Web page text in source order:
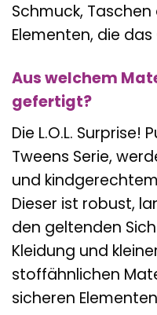
Schmuck,
Elementen, die
Aus welchem
gefertigt?
Die L.O.L.
Tweens Serie,
und
Dieser ist robust,
den geltenden
Kleidung und
stoffähnlichen
sicheren